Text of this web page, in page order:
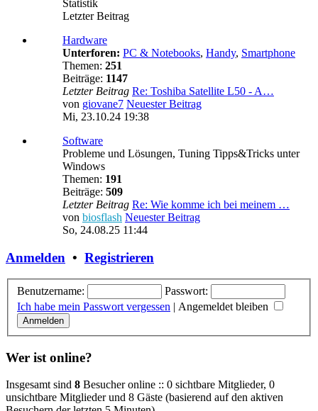
Statistik
Letzter Beitrag
Hardware
Unterforen: PC & Notebooks, Handy, Smartphone
Themen: 251
Beiträge: 1147
Letzter Beitrag Re: Toshiba Satellite L50 - A…
von giovane7 Neuester Beitrag
Mi, 23.10.24 19:38
Software
Probleme und Lösungen, Tuning Tipps&Tricks unter
Windows
Themen: 191
Beiträge: 509
Letzter Beitrag Re: Wie komme ich bei meinem …
von biosflash Neuester Beitrag
So, 24.08.25 11:44
Anmelden • Registrieren
Benutzername:
Passwort:
Ich habe mein Passwort vergessen | Angemeldet bleiben
Wer ist online?
Insgesamt sind 8 Besucher online :: 0 sichtbare Mitglieder, 0
unsichtbare Mitglieder und 8 Gäste (basierend auf den aktiven